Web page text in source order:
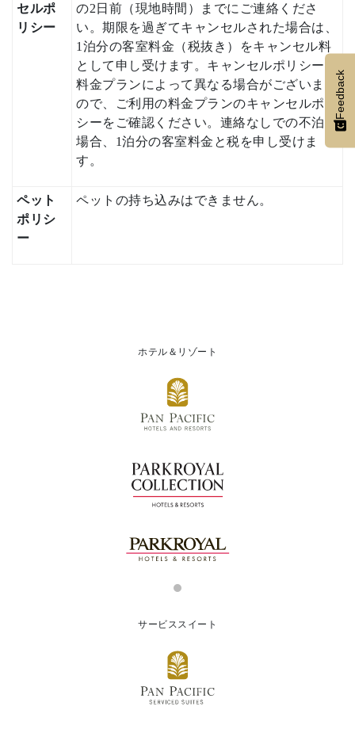
セルポ
リシー
の2日前（現地時間）までにご連絡くださ
い。期限を過ぎてキャンセルされた場合は、
1泊分の客室料金（税抜き）をキャンセル料
として申し受けます。キャンセルポリシーは
料金プランによって異なる場合がございます
ので、ご利用の料金プランのキャンセルポリ
シーをご確認ください。連絡なしでの不泊の
場合、1泊分の客室料金と税を申し受けま
す。
ペット
ポリシ
ー
ペットの持ち込みはできません。
ホテル＆リゾート
サービススイート
Feedback